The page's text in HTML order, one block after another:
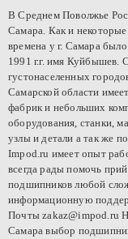
В Среднем Поволжье
Самара. Как и
времена у г. Самара
1991 г.г. имя Куйбышев.
густонаселенных
Самарской области
фабрик и небольших
оборудования, станки,
узлы и детали а так же
Impod.ru имеет опыт
всегда рады помочь
подшипников любой
информационную
Почтыzakaz@impod.ru
Самара выбор